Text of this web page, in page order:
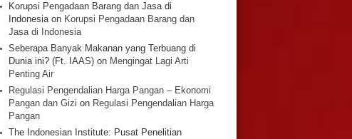
Korupsi Pengadaan Barang dan Jasa di
Indonesiaon Korupsi Pengadaan Barang dan
Jasa di Indonesia
Seberapa Banyak Makanan yang Terbuang di
Dunia ini? (Ft. IAAS)on Mengingat Lagi Arti
Penting Air
Regulasi Pengendalian Harga Pangan – Ekonomi
Pangan dan Gizi on Regulasi Pengendalian Harga
Pangan
The Indonesian Institute: Pusat Penelitian